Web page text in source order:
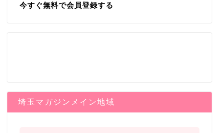
今すぐ無料で会員登録する
埼玉マガジンメイン地域